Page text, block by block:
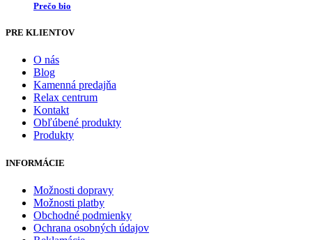
Prečo bio
PRE KLIENTOV
O nás
Blog
Kamenná predajňa
Relax centrum
Kontakt
Obľúbené produkty
Produkty
INFORMÁCIE
Možnosti dopravy
Možnosti platby
Obchodné podmienky
Ochrana osobných údajov